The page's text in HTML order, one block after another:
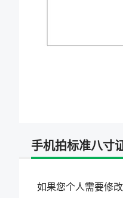
手机拍标准八寸
如果您个人需要修